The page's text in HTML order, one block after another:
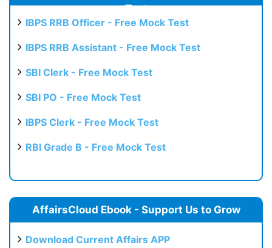
Test
IBPS RRB Officer - Free Mock Test
IBPS RRB Assistant - Free Mock Test
SBI Clerk - Free Mock Test
SBI PO - Free Mock Test
IBPS Clerk - Free Mock Test
RBI Grade B - Free Mock Test
AffairsCloud Ebook - Support Us to Grow
Download Current Affairs APP